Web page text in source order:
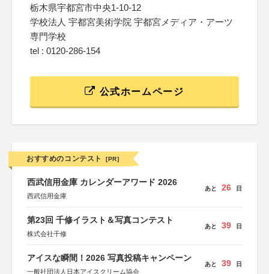
栃木県宇都宮市中央1-10-12
学校法人 宇都宮美術学院 宇都宮メディア・アーツ
専門学校
tel : 0120-286-154
公式ホームページ
おすすめのコンテスト [PR]
西武信用金庫 カレンダーアワード 2026
西武信用金庫
あと 26 日
第23回 千修イラスト＆写真コンテスト
株式会社千修
あと 39 日
アイスな瞬間！2026 写真投稿キャンペーン
一般社団法人日本アイスクリーム協会
あと 39 日